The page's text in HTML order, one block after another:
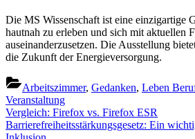
Die MS Wissenschaft ist eine einzigartige
hautnah zu erleben und sich mit aktuellen
auseinanderzusetzen. Die Ausstellung
die Zukunft der Energieversorgung.
Arbeitszimmer, Gedanken, Leben
Veranstaltung
Beitragsnavigation
Previous
Post:
Vergleich: Firefox vs. Firefox ESR
Next
Post:
Barrierefreiheitsstärkungsgesetz: Ein